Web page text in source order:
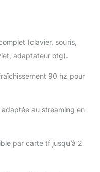
(clavier, souris,
adaptateur otg).
90 hz pour
au streaming en
par carte tf jusqu’à 2